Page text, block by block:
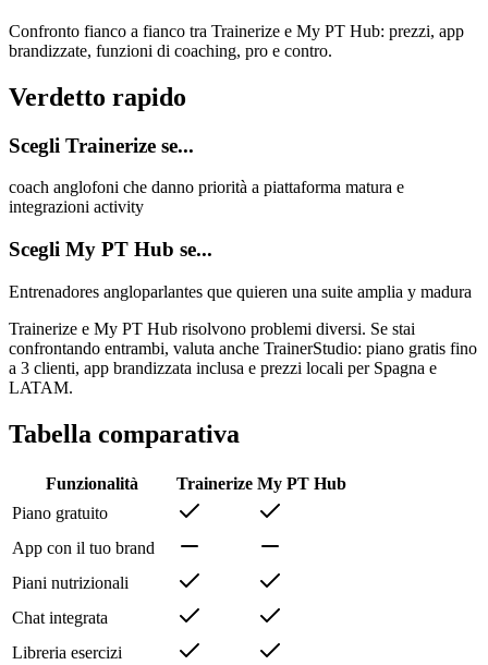
Confronto fianco a fianco tra Trainerize e My PT Hub: prezzi, app
brandizzate, funzioni di coaching, pro e contro.
Verdetto rapido
Scegli Trainerize se...
coach anglofoni che danno priorità a piattaforma matura e
integrazioni activity
Scegli My PT Hub se...
Entrenadores angloparlantes que quieren una suite amplia y madura
Trainerize e My PT Hub risolvono problemi diversi. Se stai
confrontando entrambi, valuta anche TrainerStudio: piano gratis fino
a 3 clienti, app brandizzata inclusa e prezzi locali per Spagna e
LATAM.
Tabella comparativa
Funzionalità Trainerize My PT Hub
Piano gratuito
App con il tuo brand
Piani nutrizionali
Chat integrata
Libreria esercizi